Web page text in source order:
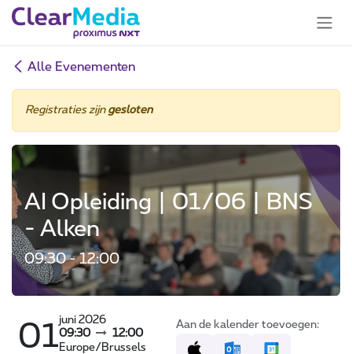
Overslaan naar inhoud
Alle Evenementen
Registraties zijn gesloten
AI Opleiding | 01/06 | BNS
- Alken
09:30 - 12:00
01
juni 2026
09:30
12:00
Europe/Brussels
Aan de kalender toevoegen: